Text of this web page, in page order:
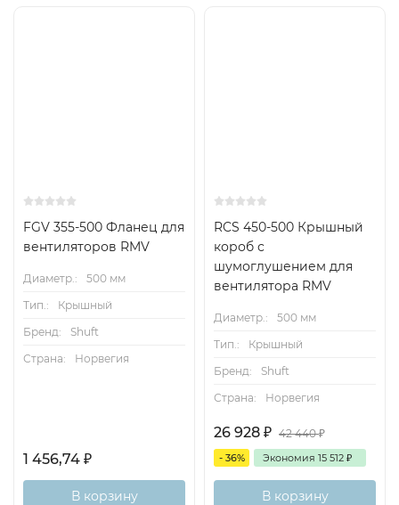
FGV 355-500 Фланец для
вентиляторов RMV
Диаметр.:
500 мм
Тип.:
Крышный
Бренд:
Shuft
Страна:
Норвегия
1 456,74 ₽
В корзину
RCS 450-500 Крышный
короб с
шумоглушением для
вентилятора RMV
Диаметр.:
500 мм
Тип.:
Крышный
Бренд:
Shuft
Страна:
Норвегия
26 928 ₽ 42 440₽
- 36% Экономия 15 512 ₽
В корзину